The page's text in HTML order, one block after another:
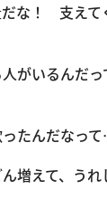
だな！ 支えて
がいるんだっ
たんだなっ
増えて、うれ